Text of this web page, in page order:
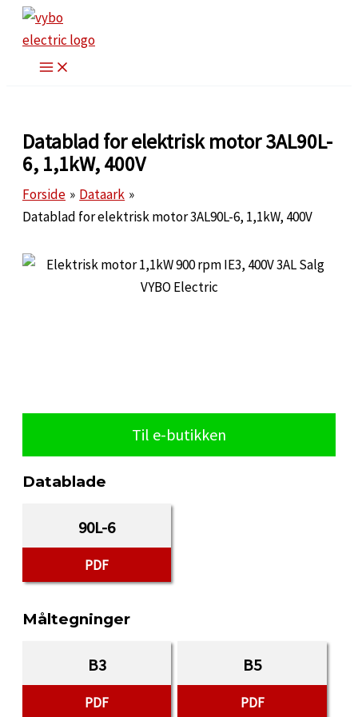
indholdet
Datablad for elektrisk motor 3AL90L-
6, 1,1kW, 400V
Forside
Dataark
Datablad for elektrisk motor 3AL90L-6, 1,1kW, 400V
Til e-butikken
Datablade
90L-6
PDF
Måltegninger
B3
PDF
B5
PDF